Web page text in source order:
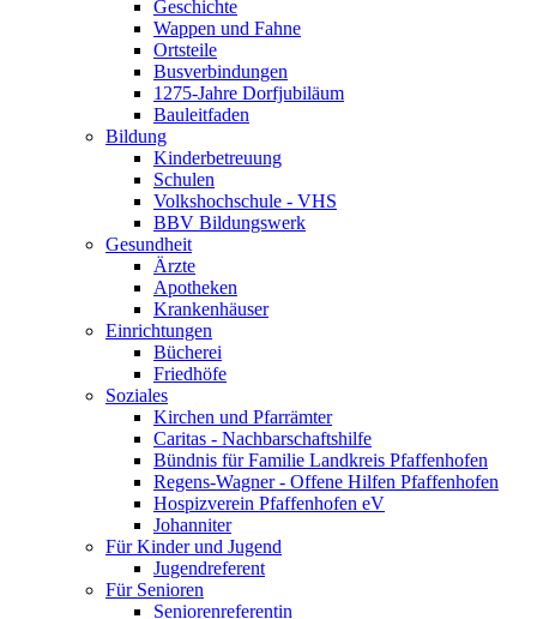
Geschichte
Wappen und Fahne
Ortsteile
Busverbindungen
1275-Jahre Dorfjubiläum
Bauleitfaden
Bildung
Kinderbetreuung
Schulen
Volkshochschule - VHS
BBV Bildungswerk
Gesundheit
Ärzte
Apotheken
Krankenhäuser
Einrichtungen
Bücherei
Friedhöfe
Soziales
Kirchen und Pfarrämter
Caritas - Nachbarschaftshilfe
Bündnis für Familie Landkreis Pfaffenhofen
Regens-Wagner - Offene Hilfen Pfaffenhofen
Hospizverein Pfaffenhofen eV
Johanniter
Für Kinder und Jugend
Jugendreferent
Für Senioren
Seniorenreferentin